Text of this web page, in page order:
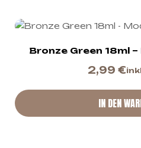
Bronze Green 18ml
2,99 €
IN DEN